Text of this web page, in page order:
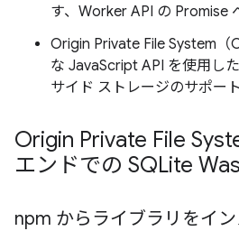
す、Worker API の Promise
Origin Private File System（
な JavaScript API を使用し
サイド ストレージのサポート
Origin Private File
エンドでの SQLite
npm からライブラリをイ